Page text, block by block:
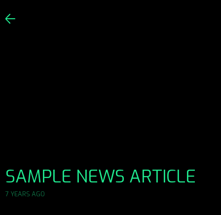
SAMPLE NEWS ARTICLE
7 YEARS AGO